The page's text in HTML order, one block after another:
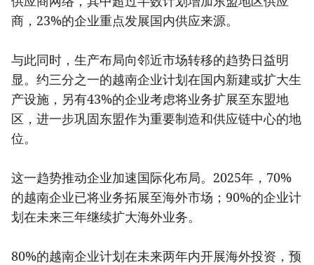
商，23%的企业重点发展国内供应来源。
与此同时，生产布局向邻近市场转移的趋势日益明
显。约三分之一的越南企业计划在国内新建或扩大生
产设施，另有43%的企业考虑将业务扩展至东盟地
区，进一步巩固东盟作为重要制造和供应链中心的地
位。
这一趋势推动企业加速国际化布局。2025年，70%
的越南企业已将业务拓展至海外市场；90%的企业计
划在未来三年继续扩大海外业务。
80%的越南企业计划在未来两年内开展海外投资，预